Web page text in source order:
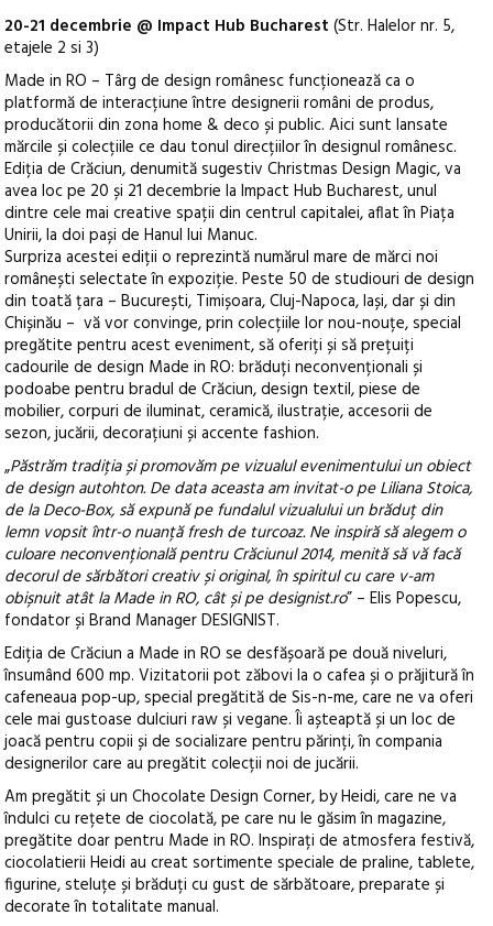
20-21 decembrie @ Impact Hub Bucharest (Str. Halelor nr. 5,
etajele 2 si 3)
Made in RO – Târg de design românesc funcționează ca o
platformă de interacțiune între designerii români de produs,
producătorii din zona home & deco și public. Aici sunt lansate
mărcile și colecțiile ce dau tonul direcțiilor în designul românesc.
Ediția de Crăciun, denumită sugestiv Christmas Design Magic, va
avea loc pe 20 și 21 decembrie la Impact Hub Bucharest, unul
dintre cele mai creative spații din centrul capitalei, aflat în Piața
Unirii, la doi pași de Hanul lui Manuc.
Surpriza acestei ediții o reprezintă numărul mare de mărci noi
românești selectate în expoziție. Peste 50 de studiouri de design
din toată țara – București, Timișoara, Cluj-Napoca, Iași, dar și din
Chișinău – vă vor convinge, prin colecțiile lor nou-nouțe, special
pregătite pentru acest eveniment, să oferiți și să prețuiți
cadourile de design Made in RO: brăduți neconvenționali și
podoabe pentru bradul de Crăciun, design textil, piese de
mobilier, corpuri de iluminat, ceramică, ilustrație, accesorii de
sezon, jucării, decorațiuni și accente fashion.
„Păstrăm tradiția și promovăm pe vizualul evenimentului un obiect
de design autohton. De data aceasta am invitat-o pe Liliana Stoica,
de la Deco-Box, să expună pe fundalul vizualului un brăduț din
lemn vopsit într-o nuanță fresh de turcoaz. Ne inspiră să alegem o
culoare neconvențională pentru Crăciunul 2014, menită să vă facă
decorul de sărbători creativ și original, în spiritul cu care v-am
obișnuit atât la Made in RO, cât și pe designist.ro” – Elis Popescu,
fondator și Brand Manager DESIGNIST.
Ediția de Crăciun a Made in RO se desfășoară pe două niveluri,
însumând 600 mp. Vizitatorii pot zăbovi la o cafea și o prăjitură în
cafeneaua pop-up, special pregătită de Sis-n-me, care ne va oferi
cele mai gustoase dulciuri raw și vegane. Îi așteaptă și un loc de
joacă pentru copii și de socializare pentru părinți, în compania
designerilor care au pregătit colecții noi de jucării.
Am pregătit și un Chocolate Design Corner, by Heidi, care ne va
îndulci cu rețete de ciocolată, pe care nu le găsim în magazine,
pregătite doar pentru Made in RO. Inspirați de atmosfera festivă,
ciocolatierii Heidi au creat sortimente speciale de praline, tablete,
figurine, steluțe și brăduți cu gust de sărbătoare, preparate și
decorate în totalitate manual.